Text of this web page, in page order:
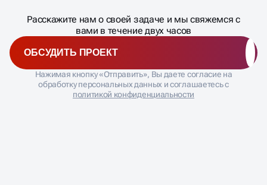
�
Расскажите нам о своей задаче и мы свяжемся с
вами в течение двух часов
ОБСУДИТЬ ПРОЕКТ
Нажимая кнопку «Отправить», Вы даете согласие на
обработку персональных данных и соглашаетесь с
политикой конфиденциальности